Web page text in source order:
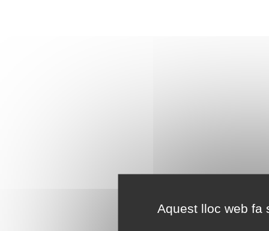
Aquest lloc web fa